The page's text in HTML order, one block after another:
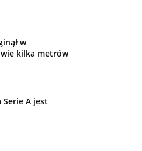
w
kilka metrów
A jest